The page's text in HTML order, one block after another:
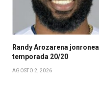
Randy Arozarena
temporada 20/20
AGOSTO 2, 2026